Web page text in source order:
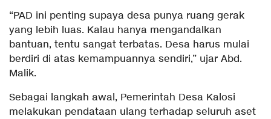
“PAD ini penting supaya desa punya ruang gerak
yang lebih luas. Kalau hanya mengandalkan
bantuan, tentu sangat terbatas. Desa harus mulai
berdiri di atas kemampuannya sendiri,” ujar Abd.
Malik.
Sebagai langkah awal, Pemerintah Desa Kalosi
melakukan pendataan ulang terhadap seluruh aset